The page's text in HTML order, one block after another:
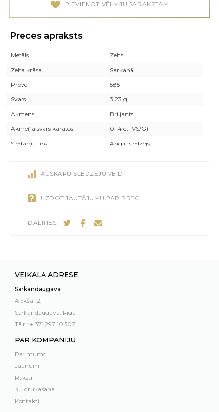
PIEVIENOT VĒLMJU SARAKSTAM
Preces apraksts
Metāls
Zelts
Zelta krāsa
Sarkanā
Prove
585
Svars
3.23 g
Akmens
Briljants
Akmeņa svars karātos
0.14 ct (VS/G)
Slēdzeņa tips
Angļu slēdzējs
AUSKARU SLĒDZĒJU VEIDI
UZDOT JAUTĀJUMU PAR PRECI
DALĪTIES:
VEIKALA ADRESE
Sarkandaugava
Alekša 12,
Sarkandaugava, Rīga
Tālr.: + 371 297 10 507
PAR KOMPĀNIJU
Par mums
Jaunumi
Raksti
3D drukāšana
Kontakti